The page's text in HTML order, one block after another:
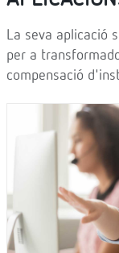
La seva aplicació
per a
compensació